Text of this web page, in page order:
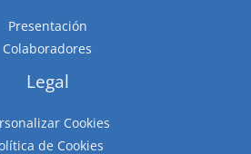
Presentación
Colaboradores
Legal
Cookies
de Cookies